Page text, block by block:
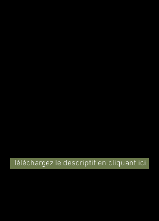
Téléchargez le descriptif en cliquant ici